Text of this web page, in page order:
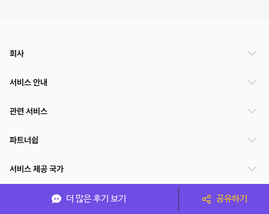
더 많은 후기 보기 공유하기
회사
서비스 안내
관련 서비스
파트너쉽
서비스 제공 국가